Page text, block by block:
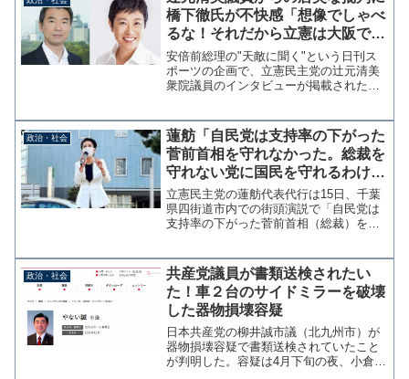
言って」「自民党の方が...
橋下徹氏が不快感「想像でしゃべ
るな！それだから立憲は大阪で議
席を増やせない」
安倍前総理の"天敵に聞く"という日刊ス
ポーツの企画で、立憲民主党の辻元清美
衆院議員のインタビューが掲載された。
力しないヤツは認められないというタイ
プ」と評した。しかし、...
政治・社会
蓮舫「自民党は支持率の下がった
菅前首相を守れなかった。総裁を
守れない党に国民を守れるわけが
ない」→支持率低迷の枝野さんを
守った結果どうなった？
立憲民主党の蓮舫代表代行は15日、千葉
県四街道市内での街頭演説で「自民党は
支持率の下がった菅前首相（総裁）を守
選での政権交代を訴えた。「自民に国民
守れない」 立民・蓮舫...
政治・社会
共産党議員が書類送検されたい
た！車２台のサイドミラーを破壊
した器物損壊容疑
日本共産党の柳井誠市議（北九州市）が
器物損壊容疑で書類送検されていたこと
が判明した。容疑は4月下旬の夜、小倉南